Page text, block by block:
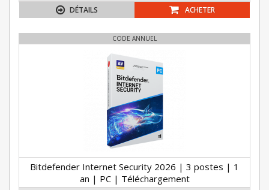
DÉTAILS ACHETER
CODE ANNUEL
Bitdefender Internet Security 2026 | 3 postes | 1
an | PC | Téléchargement